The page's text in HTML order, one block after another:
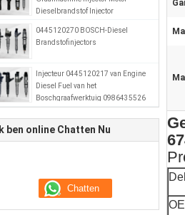
Dieselbrandstof Injector
A0280746902
0445120270 BOSCH-Diesel
Brandstofinjectors
Injecteur 0445120217 van Engine
Diesel Fuel van het
Boschgraafwerktuig 0986435526
51101006064
Ik ben online Chatten Nu